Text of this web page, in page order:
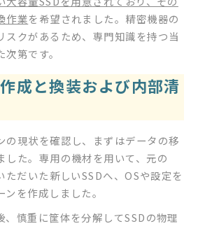
作業を希望されました。精密機器の
スクがあるため、専門知識を持つ当
第です。
成と換装および内部清
の現状を確認し、まずはデータの移
した。専用の機材を用いて、元の
ただいた新しいSSDへ、OSや設定を
を作成しました。
、慎重に筐体を分解してSSDの物理